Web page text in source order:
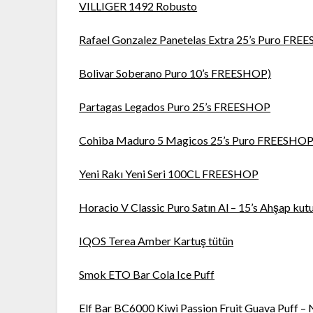
VILLIGER 1492 Robusto
Rafael Gonzalez Panetelas Extra 25’s Puro
Bolivar Soberano Puro 10’s FREESHOP)
Partagas Legados Puro 25’s FREESHOP
Cohiba Maduro 5 Magicos 25’s Puro FREESHOP
Yeni Rakı Yeni Seri 100CL FREESHOP
Horacio V Classic Puro Satın Al – 15’s Ahşap
IQOS Terea Amber Kartuş tütün
Smok ETO Bar Cola Ice Puff
Elf Bar BC6000 Kiwi Passion Fruit Guava Puff –